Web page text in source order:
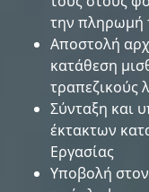
την πληρωµή
Αποστολή
κατάθεση
τραπεζικούς
Σύνταξη και
έκτακτων
Εργασίας
Υποβολή